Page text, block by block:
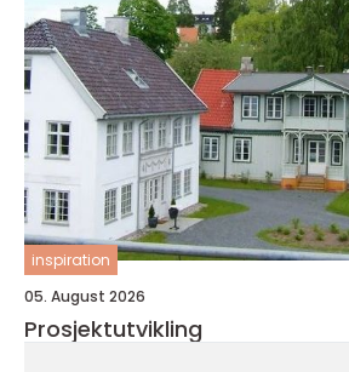
inspiration
05. August 2026
Prosjektutvikling